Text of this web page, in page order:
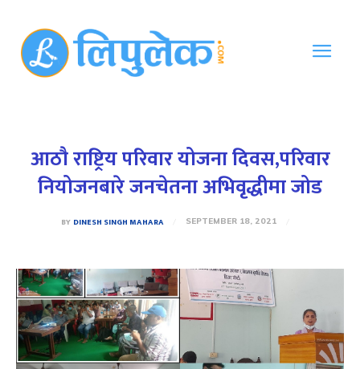
आठौ राष्ट्रिय परिवार योजना दिवस,परिवार
नियोजनबारे जनचेतना अभिवृद्धीमा जोड
BY DINESH SINGH MAHARA SEPTEMBER 18, 2021